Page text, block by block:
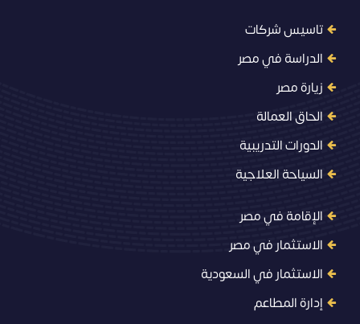
الإقامة في مصر
الاستثمار في مصر
الاستثمار في السعودية
إدارة المطاعم
تاسيس شركات
الدراسة في مصر
زيارة مصر
الحاق العمالة
الدورات التدريبية
السياحة العلاجية